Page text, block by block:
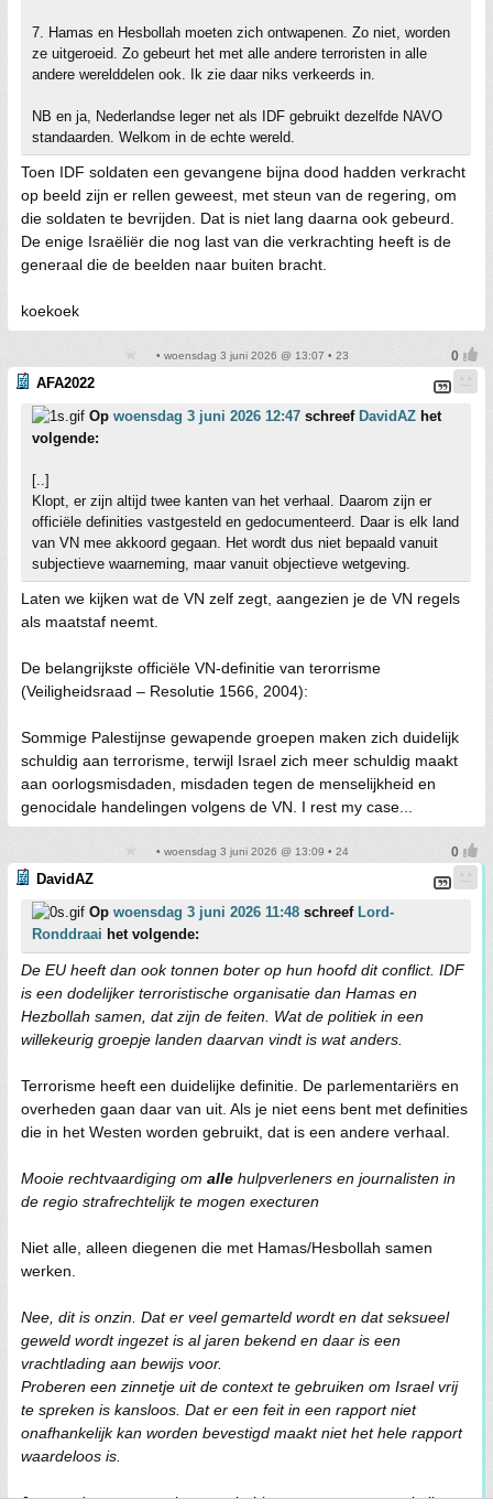
7. Hamas en Hesbollah moeten zich ontwapenen. Zo niet, worden
ze uitgeroeid. Zo gebeurt het met alle andere terroristen in alle
andere werelddelen ook. Ik zie daar niks verkeerds in.
NB en ja, Nederlandse leger net als IDF gebruikt dezelfde NAVO
standaarden. Welkom in de echte wereld.
Toen IDF soldaten een gevangene bijna dood hadden verkracht
op beeld zijn er rellen geweest, met steun van de regering, om
die soldaten te bevrijden. Dat is niet lang daarna ook gebeurd.
De enige Israëliër die nog last van die verkrachting heeft is de
generaal die de beelden naar buiten bracht.
koekoek
• woensdag 3 juni 2026 @ 13:07 • 23
AFA2022
Op woensdag 3 juni 2026 12:47 schreef DavidAZ het
volgende:
[..]
Klopt, er zijn altijd twee kanten van het verhaal. Daarom zijn er
officiële definities vastgesteld en gedocumenteerd. Daar is elk land
van VN mee akkoord gegaan. Het wordt dus niet bepaald vanuit
subjectieve waarneming, maar vanuit objectieve wetgeving.
Laten we kijken wat de VN zelf zegt, aangezien je de VN regels
als maatstaf neemt.
De belangrijkste officiële VN‑definitie van terorrisme
(Veiligheidsraad – Resolutie 1566, 2004):
Sommige Palestijnse gewapende groepen maken zich duidelijk
schuldig aan terrorisme, terwijl Israel zich meer schuldig maakt
aan oorlogsmisdaden, misdaden tegen de menselijkheid en
genocidale handelingen volgens de VN. I rest my case...
• woensdag 3 juni 2026 @ 13:09 • 24
DavidAZ
Op woensdag 3 juni 2026 11:48 schreef Lord-
Ronddraai het volgende:
De EU heeft dan ook tonnen boter op hun hoofd dit conflict. IDF
is een dodelijker terroristische organisatie dan Hamas en
Hezbollah samen, dat zijn de feiten. Wat de politiek in een
willekeurig groepje landen daarvan vindt is wat anders.
Terrorisme heeft een duidelijke definitie. De parlementariërs en
overheden gaan daar van uit. Als je niet eens bent met definities
die in het Westen worden gebruikt, dat is een andere verhaal.
Mooie rechtvaardiging om alle hulpverleners en journalisten in
de regio strafrechtelijk te mogen execturen
Niet alle, alleen diegenen die met Hamas/Hesbollah samen
werken.
Nee, dit is onzin. Dat er veel gemarteld wordt en dat seksueel
geweld wordt ingezet is al jaren bekend en daar is een
vrachtlading aan bewijs voor.
Proberen een zinnetje uit de context te gebruiken om Israel vrij
te spreken is kansloos. Dat er een feit in een rapport niet
onafhankelijk kan worden bevestigd maakt niet het hele rapport
waardeloos is.
Je mag daar een mening over hebben maar tot nu toe zie ik